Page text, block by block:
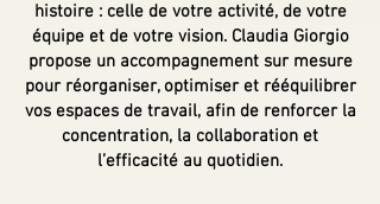
histoire : celle de votre activité, de votre
équipe et de votre vision. Claudia Giorgio
propose un accompagnement sur mesure
pour réorganiser, optimiser et rééquilibrer
vos espaces de travail, afin de renforcer la
concentration, la collaboration et
l’efficacité au quotidien.